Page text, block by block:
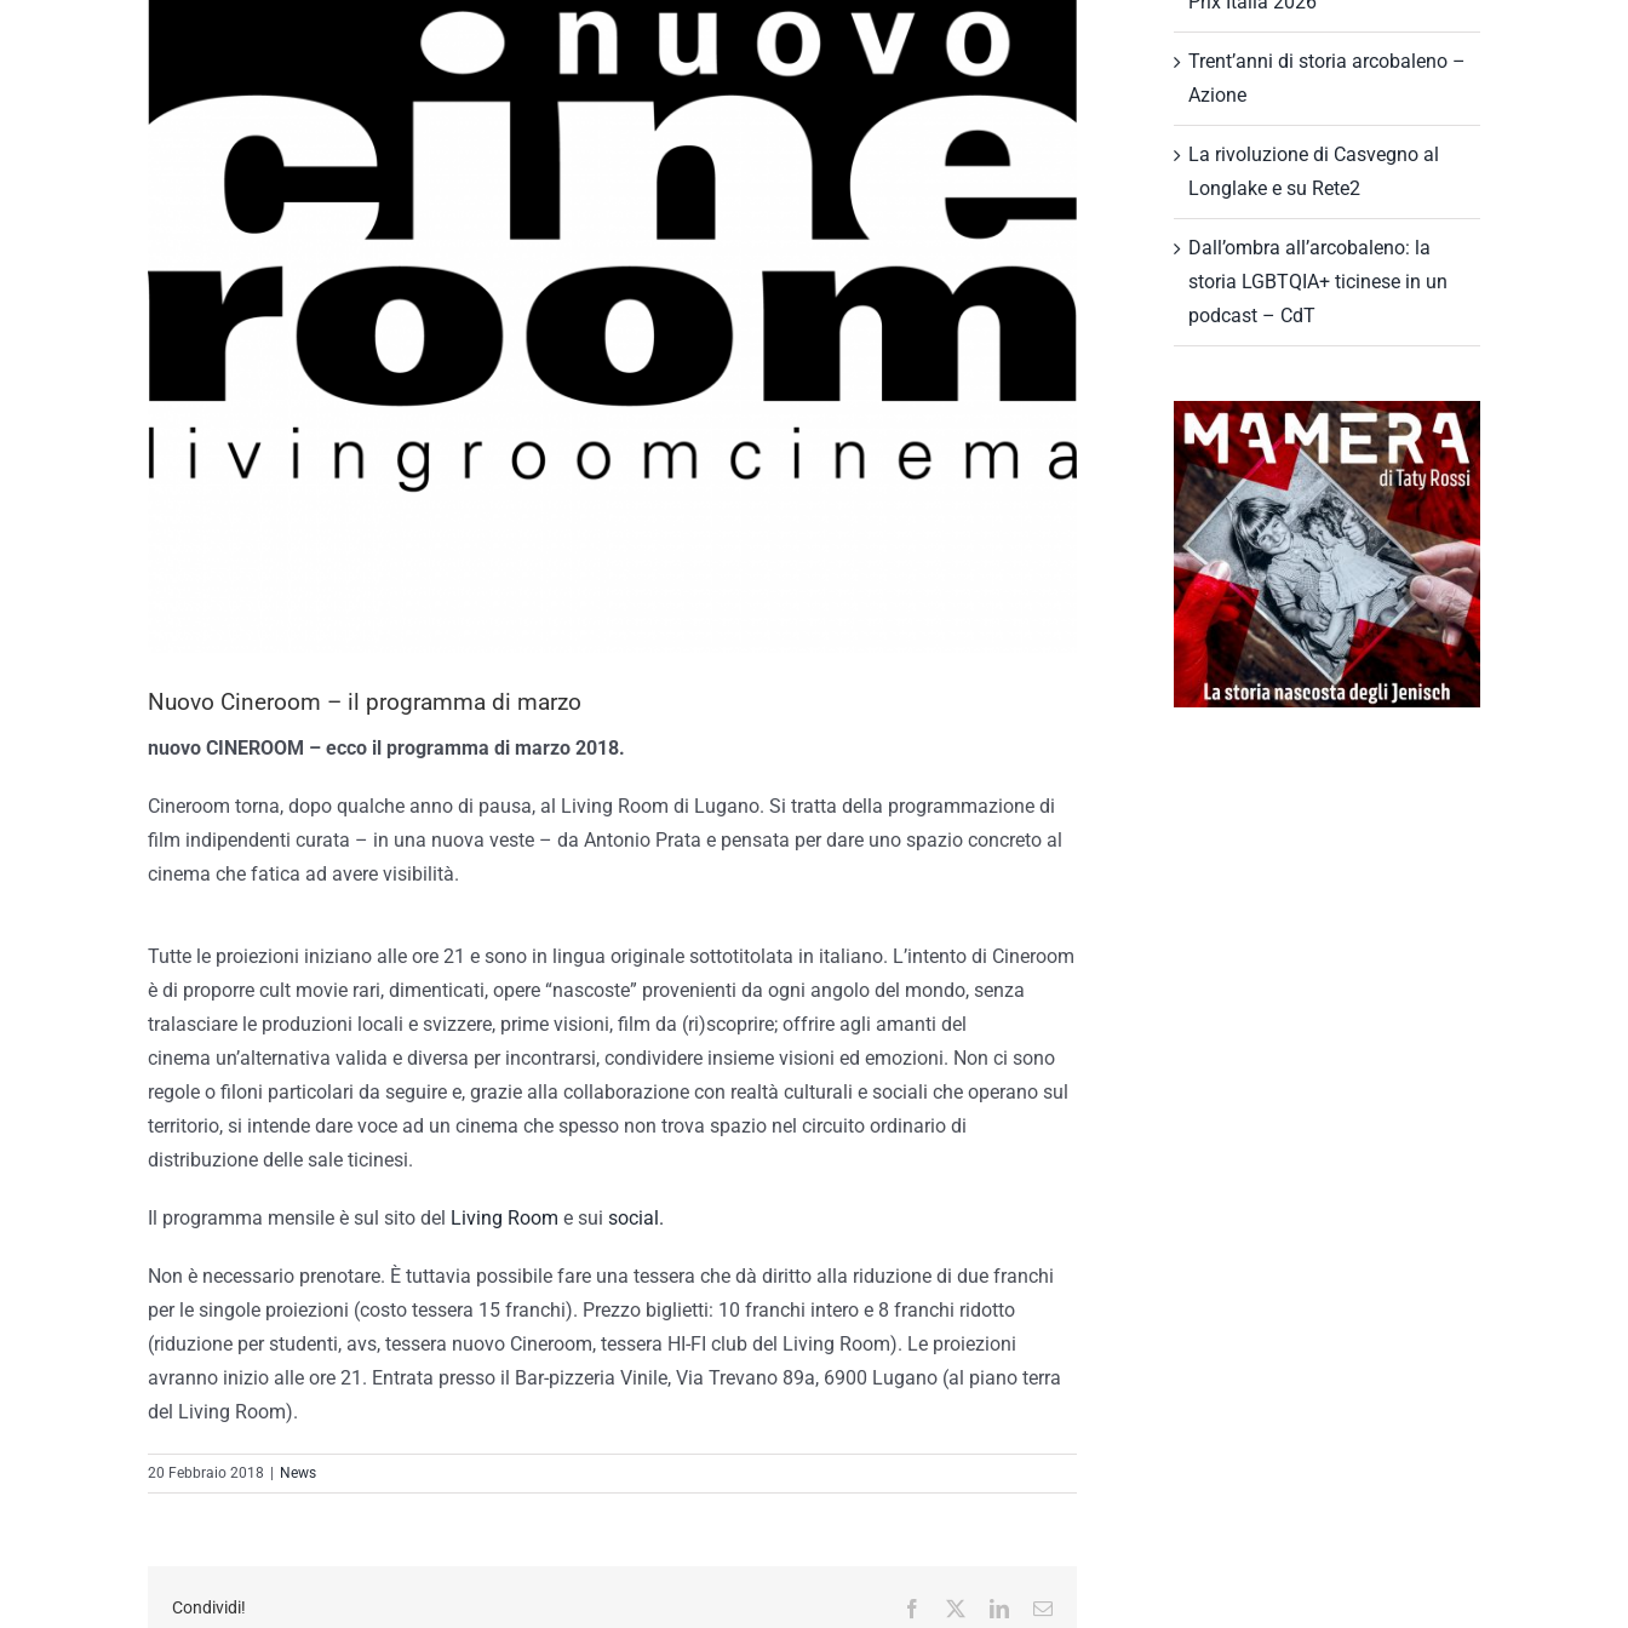
Nuovo Cineroom – il programma di marzo
nuovo CINEROOM – ecco il programma di marzo 2018.
Cineroom torna, dopo qualche anno di pausa, al Living Room di Lugano. Si tratta della programmazione di
film indipendenti curata – in una nuova veste – da Antonio Prata e pensata per dare uno spazio concreto al
cinema che fatica ad avere visibilità.
Tutte le proiezioni iniziano alle ore 21 e sono in lingua originale sottotitolata in italiano. L’intento di Cineroom
è di proporre cult movie rari, dimenticati, opere “nascoste” provenienti da ogni angolo del mondo, senza
tralasciare le produzioni locali e svizzere, prime visioni, film da (ri)scoprire; offrire agli amanti del
cinema un’alternativa valida e diversa per incontrarsi, condividere insieme visioni ed emozioni. Non ci sono
regole o filoni particolari da seguire e, grazie alla collaborazione con realtà culturali e sociali che operano sul
territorio, si intende dare voce ad un cinema che spesso non trova spazio nel circuito ordinario di
distribuzione delle sale ticinesi.
Il programma mensile è sul sito del Living Room e sui social.
Non è necessario prenotare. È tuttavia possibile fare una tessera che dà diritto alla riduzione di due franchi
per le singole proiezioni (costo tessera 15 franchi). Prezzo biglietti: 10 franchi intero e 8 franchi ridotto
(riduzione per studenti, avs, tessera nuovo Cineroom, tessera HI-FI club del Living Room). Le proiezioni
avranno inizio alle ore 21. Entrata presso il Bar-pizzeria Vinile, Via Trevano 89a, 6900 Lugano (al piano terra
del Living Room).
20 Febbraio 2018 | News
Condividi! Facebook LinkedInEmail
Trent’anni di storia arcobaleno –
Azione
La rivoluzione di Casvegno al
Longlake e su Rete2
Dall’ombra all’arcobaleno: la
storia LGBTQIA+ ticinese in un
podcast – CdT